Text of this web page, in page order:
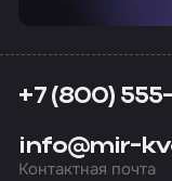
+7 (800)
info@mir-
Контактная почта